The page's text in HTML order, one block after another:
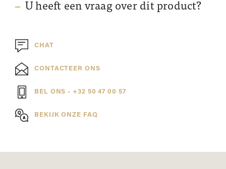
U heeft een vraag over dit product?
CHAT
CONTACTEER ONS
BEL ONS - +32 50 47 00 57
BEKIJK ONZE FAQ